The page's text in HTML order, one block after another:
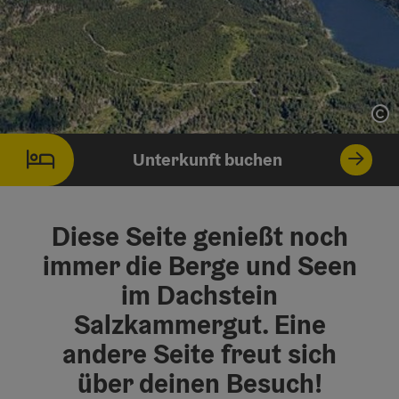
Unterkunft buchen
Diese Seite genießt noch
immer die Berge und Seen
im Dachstein
Salzkammergut. Eine
andere Seite freut sich
über deinen Besuch!